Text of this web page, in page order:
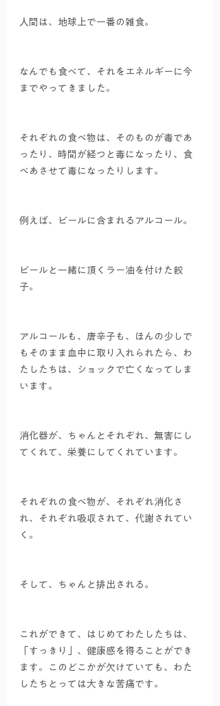
人間は、地球上で一番の雑食。
なんでも食べて、それをエネルギーに今
までやってきました。
それぞれの食べ物は、そのものが毒であ
ったり、時間が経つと毒になったり、食
べあさせて毒になったりします。
例えば、ビールに含まれるアルコール。
ビールと一緒に頂くラー油を付けた餃
子。
アルコールも、唐辛子も、ほんの少しで
もそのまま血中に取り入れられたら、わ
たしたちは、ショックで亡くなってしま
います。
消化器が、ちゃんとそれぞれ、無害にし
てくれて、栄養にしてくれています。
それぞれの食べ物が、それぞれ消化さ
れ、それぞれ吸収されて、代謝されてい
く。
そして、ちゃんと排出される。
これができて、はじめてわたしたちは、
「すっきり」、健康感を得ることができ
ます。このどこかが欠けていても、わた
したちとっては大きな苦痛です。